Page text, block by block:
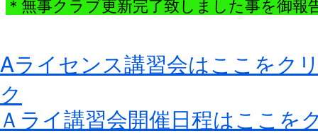
＊無事クラブ更新完了致しました事を御報
Aライセンス講習会はここをク
ク
ライ講習会開催日程はここを